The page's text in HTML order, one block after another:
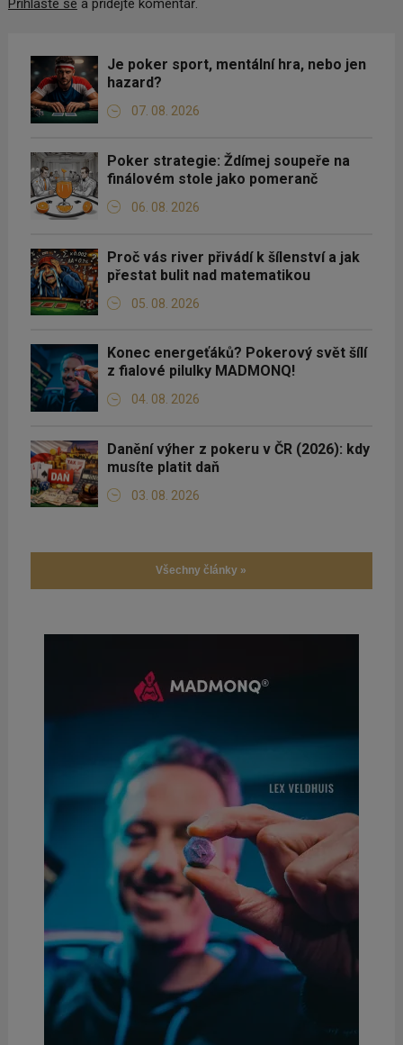
Přihlaste se a přidejte komentář.
Je poker sport, mentální hra, nebo jen
hazard?
07. 08. 2026
Poker strategie: Ždímej soupeře na
finálovém stole jako pomeranč
06. 08. 2026
Proč vás river přivádí k šílenství a jak
přestat bulit nad matematikou
05. 08. 2026
Konec energeťáků? Pokerový svět šílí
z fialové pilulky MADMONQ!
04. 08. 2026
Danění výher z pokeru v ČR (2026): kdy
musíte platit daň
03. 08. 2026
Všechny články »